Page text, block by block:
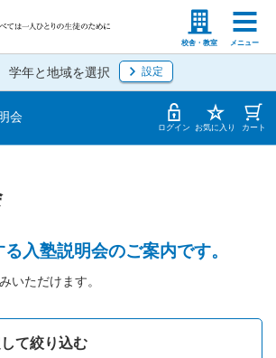
校舎・教室 メニュー
高等学校の先生
学年と地域を選択 設定
会
ログイン お気に入り カート
入塾説明会のご案内です。
いただけます。
て絞り込む